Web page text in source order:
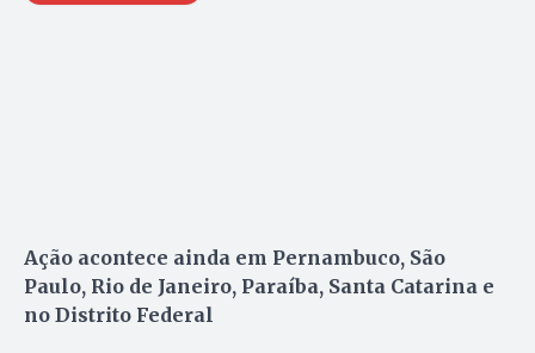
Ação acontece ainda em Pernambuco, São
Paulo, Rio de Janeiro, Paraíba, Santa Catarina e
no Distrito Federal